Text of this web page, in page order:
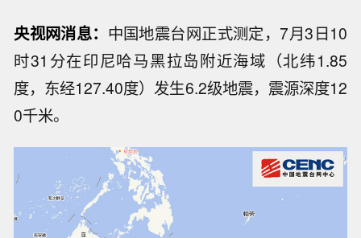
央视网消息： 中国地震台网正式测定，7月3日10
时31分在印尼哈马黑拉岛附近海域（北纬1.85
度，东经127.40度）发生6.2级地震，震源深度12
0千米。